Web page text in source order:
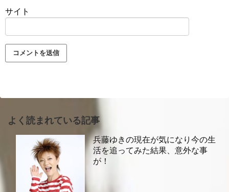
サイト
よく読まれている記事
兵藤ゆきの現在が気になり今の生
活を追ってみた結果、意外な事
が！